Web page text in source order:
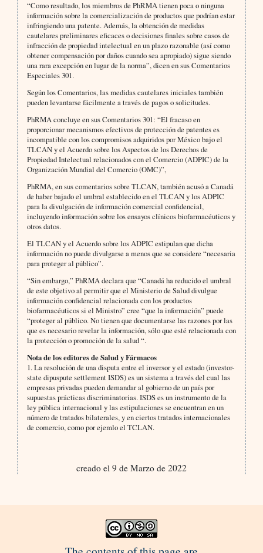
“Como resultado, los miembros de PhRMA tienen poca o ninguna
información sobre la comercialización de productos que podrían estar
infringiendo una patente. Además, la obtención de medidas
cautelares preliminares eficaces o decisiones finales sobre casos de
infracción de propiedad intelectual en un plazo razonable (así como
obtener compensación por daños cuando sea apropiado) sigue siendo
una rara excepción en lugar de la norma”, dicen en sus Comentarios
Especiales 301.
Según los Comentarios, las medidas cautelares iniciales también
pueden levantarse fácilmente a través de pagos o solicitudes.
PhRMA concluye en sus Comentarios 301: “El fracaso en
proporcionar mecanismos efectivos de protección de patentes es
incompatible con los compromisos adquiridos por México bajo el
TLCAN y el Acuerdo sobre los Aspectos de los Derechos de
Propiedad Intelectual relacionados con el Comercio (ADPIC) de la
Organización Mundial del Comercio (OMC)”,
PhRMA, en sus comentarios sobre TLCAN, también acusó a Canadá
de haber bajado el umbral establecido en el TLCAN y los ADPIC
para la divulgación de información comercial confidencial,
incluyendo información sobre los ensayos clínicos biofarmacéuticos y
otros datos.
El TLCAN y el Acuerdo sobre los ADPIC estipulan que dicha
información no puede divulgarse a menos que se considere “necesaria
para proteger al público”.
“Sin embargo,” PhRMA declara que “Canadá ha reducido el umbral
de este objetivo al permitir que el Ministerio de Salud divulgue
información confidencial relacionada con los productos
biofarmacéuticos si el Ministro” cree “que la información” puede
“proteger al público. No tienen que documentarse las razones por las
que es necesario revelar la información, sólo que esté relacionada con
la protección o promoción de la salud “.
Nota de los editores de Salud y Fármacos
1. La resolución de una disputa entre el inversor y el estado (investor-
state dipuspute settlement ISDS) es un sistema a través del cual las
empresas privadas pueden demandar al gobierno de un país por
supuestas prácticas discriminatorias. ISDS es un instrumento de la
ley pública internacional y las estipulaciones se encuentran en un
número de tratados bilaterales, y en ciertos tratados internacionales
de comercio, como por ejemlo el TCLAN.
creado el 9 de Marzo de 2022